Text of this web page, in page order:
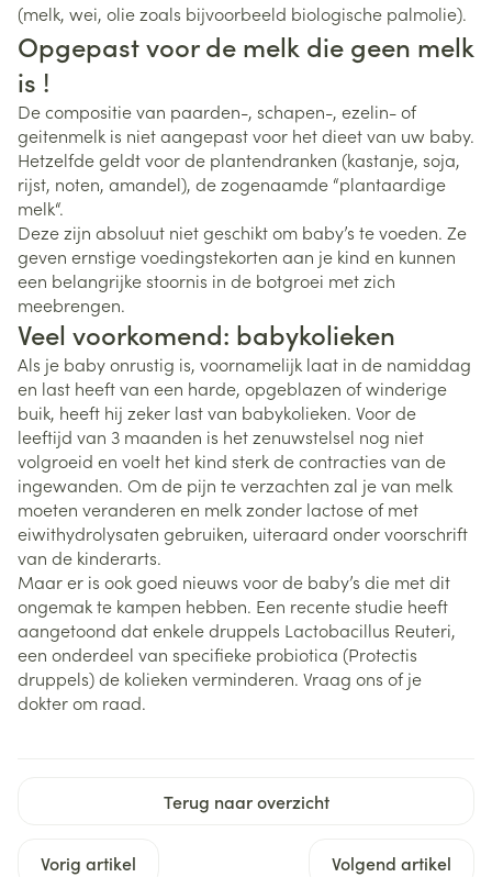
(melk, wei, olie zoals bijvoorbeeld biologische palmolie).
Opgepast voor de melk die geen melk
is !
De compositie van paarden-, schapen-, ezelin- of
geitenmelk is niet aangepast voor het dieet van uw baby.
Hetzelfde geldt voor de plantendranken (kastanje, soja,
rijst, noten, amandel), de zogenaamde “plantaardige
melk“.
Deze zijn absoluut niet geschikt om baby’s te voeden. Ze
geven ernstige voedingstekorten aan je kind en kunnen
een belangrijke stoornis in de botgroei met zich
meebrengen.
Veel voorkomend: babykolieken
Als je baby onrustig is, voornamelijk laat in de namiddag
en last heeft van een harde, opgeblazen of winderige
buik, heeft hij zeker last van babykolieken. Voor de
leeftijd van 3 maanden is het zenuwstelsel nog niet
volgroeid en voelt het kind sterk de contracties van de
ingewanden. Om de pijn te verzachten zal je van melk
moeten veranderen en melk zonder lactose of met
eiwithydrolysaten gebruiken, uiteraard onder voorschrift
van de kinderarts.
Maar er is ook goed nieuws voor de baby’s die met dit
ongemak te kampen hebben. Een recente studie heeft
aangetoond dat enkele druppels Lactobacillus Reuteri,
een onderdeel van specifieke probiotica (Protectis
druppels) de kolieken verminderen. Vraag ons of je
dokter om raad.
Terug naar overzicht
Vorig artikel Volgend artikel